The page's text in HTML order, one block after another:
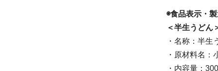
◉食品表示・
＜半生うどん
・名称：半生
・原材料名：
・内容量：